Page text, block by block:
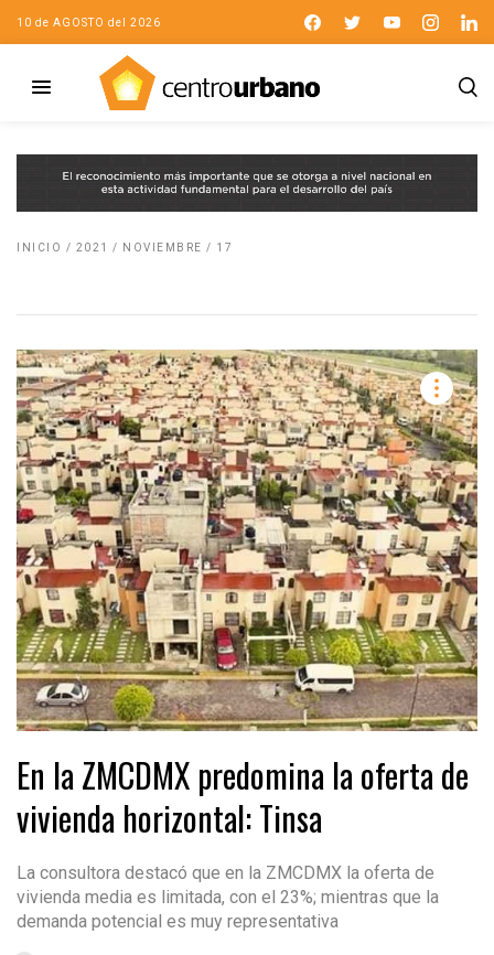
10 de AGOSTO del 2026
INICIO / 2021 / NOVIEMBRE / 17
En la ZMCDMX predomina la oferta de
vivienda horizontal: Tinsa
La consultora destacó que en la ZMCDMX la oferta de
vivienda media es limitada, con el 23%; mientras que la
demanda potencial es muy representativa